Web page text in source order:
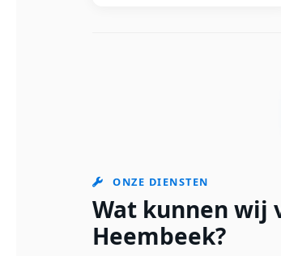
ONZE DIENSTEN
Wat kunnen wij
Heembeek?